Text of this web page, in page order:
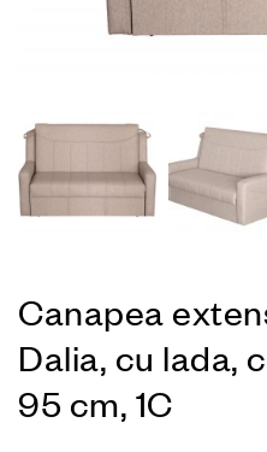
Canapea
Dalia, cu lada,
95 cm, 1C